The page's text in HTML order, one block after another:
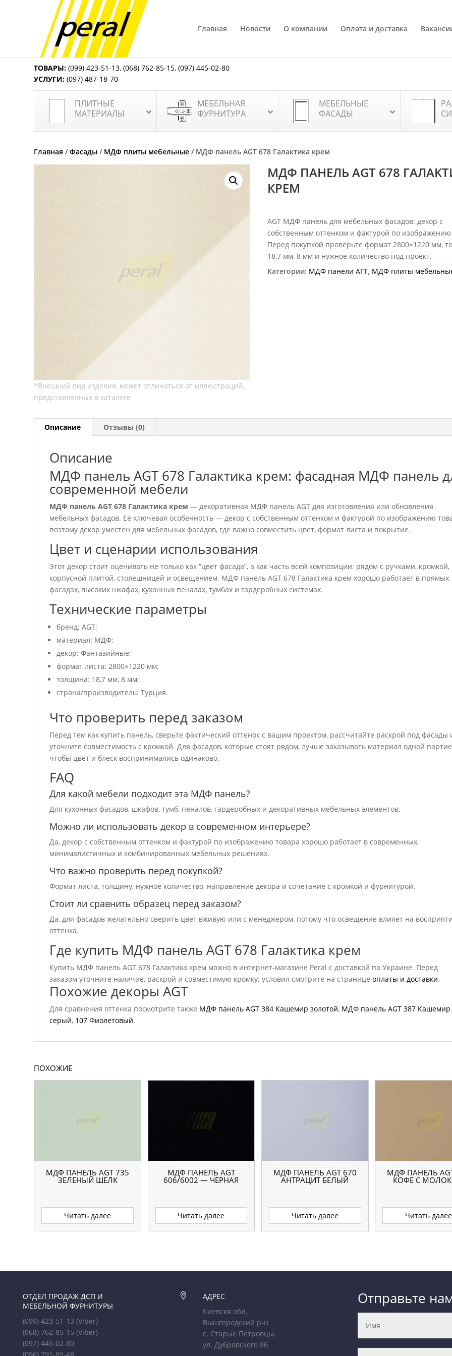
Главная Новости О компании Оплата и доставка
ТОВАРЫ: (099) 423-51-13,(068) 762-85-15,(097) 445-02-80
УСЛУГИ: (097) 487-18-70
ПЛИТНЫЕ
МАТЕРИАЛЫ
МЕБЕЛЬНАЯ
ФУРНИТУРА
МЕБЕЛЬНЫЕ
ФАСАДЫ
Главная /Фасады / МДФ плиты мебельные / МДФ панель AGT 678 Галактика крем
МДФ ПАНЕЛЬ AGT 678
КРЕМ
AGT МДФ панель для мебельных фасадов: декор с
собственным оттенком и фактурой по
Перед покупкой проверьте формат 2800×1220 мм,
18,7 мм, 8 мм и нужное количество под проект.
Категории: МДФ панели АГТ, МДФ плиты
Описание Отзывы (0)
Описание
МДФ панель AGT 678 Галактика крем: фасадная МДФ панель
современной мебели
МДФ панель AGT 678 Галактика крем — декоративная МДФ панель AGT для изготовления или обновления
мебельных фасадов. Ее ключевая особенность — декор с собственным оттенком и фактурой по изображению
поэтому декор уместен для мебельных фасадов, где важно совместить цвет, формат листа и покрытие.
Цвет и сценарии использования
Этот декор стоит оценивать не только как “цвет фасада”, а как часть всей композиции: рядом с ручками, кромкой,
корпусной плитой, столешницей и освещением. МДФ панель AGT 678 Галактика крем хорошо работает в прямых
фасадах, высоких шкафах, кухонных пеналах, тумбах и гардеробных системах.
Технические параметры
бренд: AGT;
материал: МДФ;
декор: Фантазийные;
формат листа: 2800×1220 мм;
толщина: 18,7 мм, 8 мм;
страна/производитель: Турция.
Что проверить перед заказом
Перед тем как купить панель, сверьте фактический оттенок с вашим проектом, рассчитайте раскрой под фасады
уточните совместимость с кромкой. Для фасадов, которые стоят рядом, лучше заказывать материал одной
чтобы цвет и блеск воспринимались одинаково.
FAQ
Для какой мебели подходит эта МДФ панель?
Для кухонных фасадов, шкафов, тумб, пеналов, гардеробных и декоративных мебельных элементов.
Можно ли использовать декор в современном интерьере?
Да, декор с собственным оттенком и фактурой по изображению товара хорошо работает в современных,
минималистичных и комбинированных мебельных решениях.
Что важно проверить перед покупкой?
Формат листа, толщину, нужное количество, направление декора и сочетание с кромкой и фурнитурой.
Стоит ли сравнить образец перед заказом?
Да, для фасадов желательно сверить цвет вживую или с менеджером, потому что освещение влияет на
оттенка.
Где купить МДФ панель AGT 678 Галактика крем
Купить МДФ панель AGT 678 Галактика крем можно в интернет-магазине Peral с доставкой по Украине. Перед
заказом уточните наличие, раскрой и совместимую кромку; условия смотрите на страницеоплаты и доставки.
Похожие декоры AGT
Для сравнения оттенка посмотрите также МДФ панель AGT 384 Кашемир золотой, МДФ панель AGT 387 Кашемир
серый, 107 Фиолетовый.
ПОХОЖИЕ
МДФ ПАНЕЛЬ AGT 735
ЗЕЛЕНЫЙ ШЕЛК
Читать далее
МДФ ПАНЕЛЬ AGT
606/6002 — ЧЕРНАЯ
Читать далее
МДФ ПАНЕЛЬ AGT 670
АНТРАЦИТ БЕЛЫЙ
Читать далее
МДФ ПАНЕЛЬ
КОФЕ С
Читать далее
ОТДЕЛ ПРОДАЖ ДСП И
МЕБЕЛЬНОЙ ФУРНИТУРЫ
(099) 423-51-13(Viber)
(068) 762-85-15(Viber)
(097) 445-02-80

АДРЕС
Киевскя обл.,
Вышгородский р-н
с. Старые Петровцы,
ул. Дубровского 8б
Отправьте